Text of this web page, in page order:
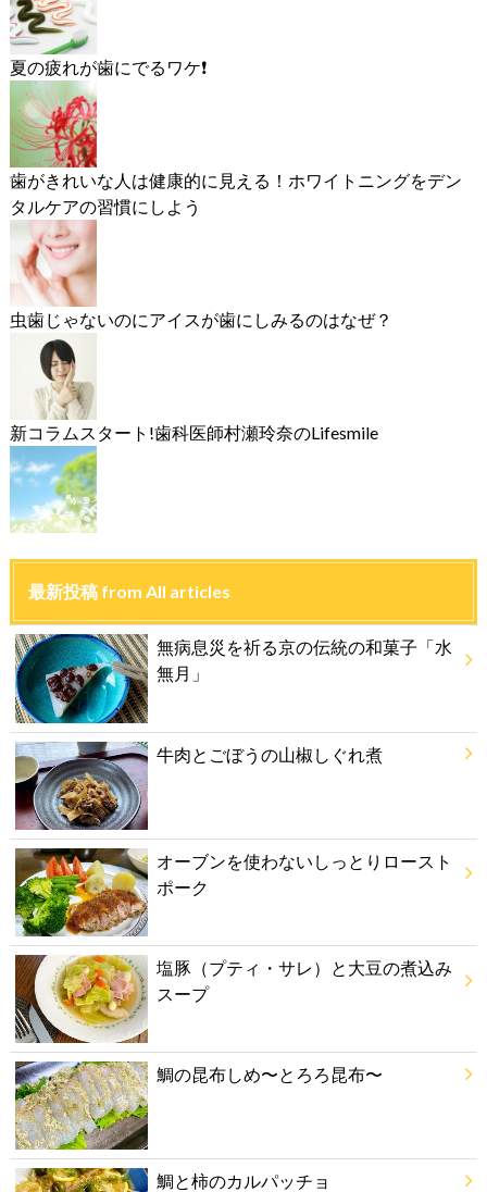
夏の疲れが歯にでるワケ❗️
歯がきれいな人は健康的に見える！ホワイトニングをデン
タルケアの習慣にしよう
虫歯じゃないのにアイスが歯にしみるのはなぜ？
新コラムスタート!歯科医師村瀬玲奈のLifesmile
最新投稿 from All articles
無病息災を祈る京の伝統の和菓子「水
無月」
牛肉とごぼうの山椒しぐれ煮
オーブンを使わないしっとりロースト
ポーク
塩豚（プティ・サレ）と大豆の煮込み
スープ
鯛の昆布しめ〜とろろ昆布〜
鯛と柿のカルパッチョ